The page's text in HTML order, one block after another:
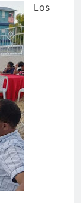
Los